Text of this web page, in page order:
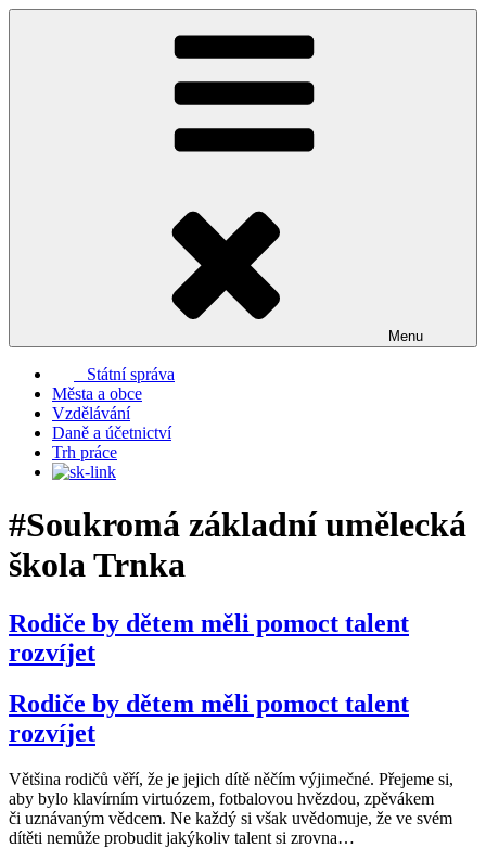
Přejít
Menu
Státní správa
Města a obce
Vzdělávání
Daně a účetnictví
Trh práce
#Soukromá základní umělecká
škola Trnka
Rodiče by dětem měli pomoct talent
rozvíjet
Rodiče by dětem měli pomoct talent
rozvíjet
Většina rodičů věří, že je jejich dítě něčím výjimečné. Přejeme si,
aby bylo klavírním virtuózem, fotbalovou hvězdou, zpěvákem
či uznávaným vědcem. Ne každý si však uvědomuje, že ve svém
dítěti nemůže probudit jakýkoliv talent si zrovna…